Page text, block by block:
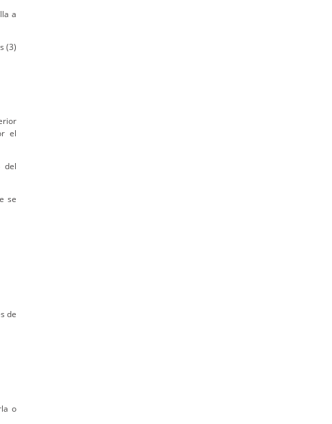
a
(3)
el
del
se
de
o